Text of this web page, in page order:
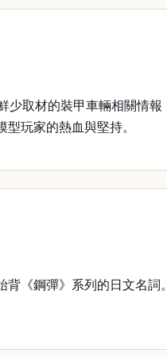
取材的裝甲車輛相關情報
玩家的熱血與堅持。
《鋼彈》系列的日文名詞